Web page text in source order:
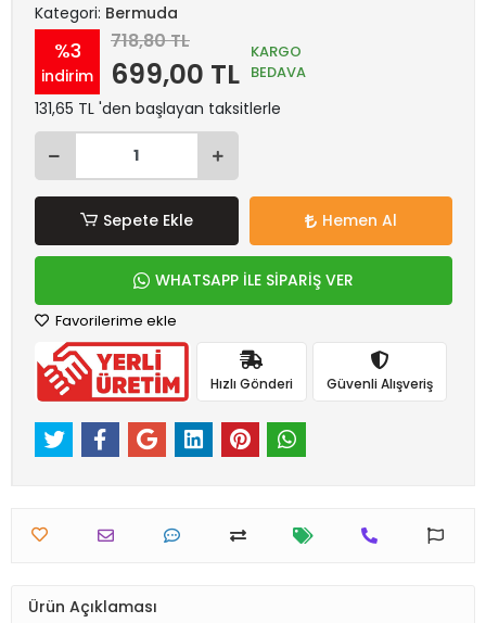
Kategori: Bermuda
%3
indirim
718,80 TL
699,00 TL
KARGO
BEDAVA
131,65 TL 'den başlayan taksitlerle
Sepete Ekle Hemen Al
WHATSAPP İLE SİPARİŞ VER
Favorilerime ekle
Hızlı Gönderi Güvenli Alışveriş
Ürün Açıklaması